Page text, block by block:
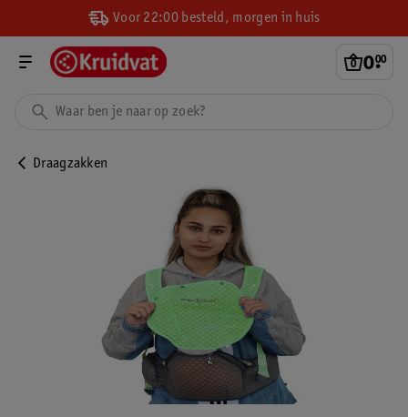
Voor 22:00 besteld, morgen in huis
0.
00
Draagzakken